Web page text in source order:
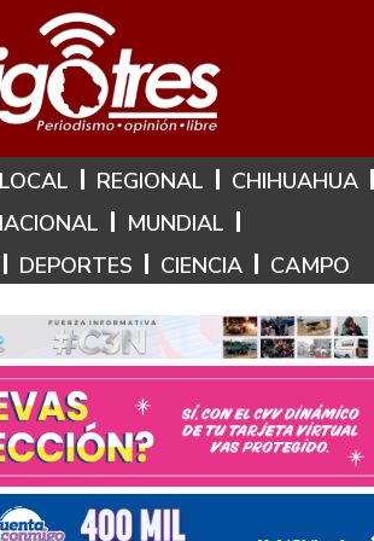
es: 6 de Agosto de 2026
LOCAL REGIONAL
CHIHUAHUA
MUNDIAL
DEPORTES CIENCIA CAMPO